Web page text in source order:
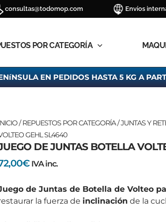
consultas@todomop.com Envíos
POR CATEGORÍA
EN PEDIDOS HASTA 5 KG A
/REPUESTOS POR CATEGORÍA/JUNTAS Y
GEHL SL4640
DE JUNTAS BOTELLA
€ IVA inc.
de Juntas de Botella de Volteo
la fuerza de inclinación de la
VOLTEO